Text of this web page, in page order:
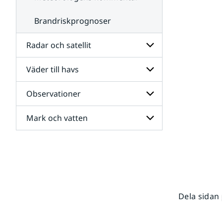
Brandriskprognoser
Radar och satellit
Undersidor
för
Radar
och
satellit
Väder till havs
Undersidor
för
Väder
till
havs
Observationer
Undersidor
för
Mark och vatten
Dela sidan